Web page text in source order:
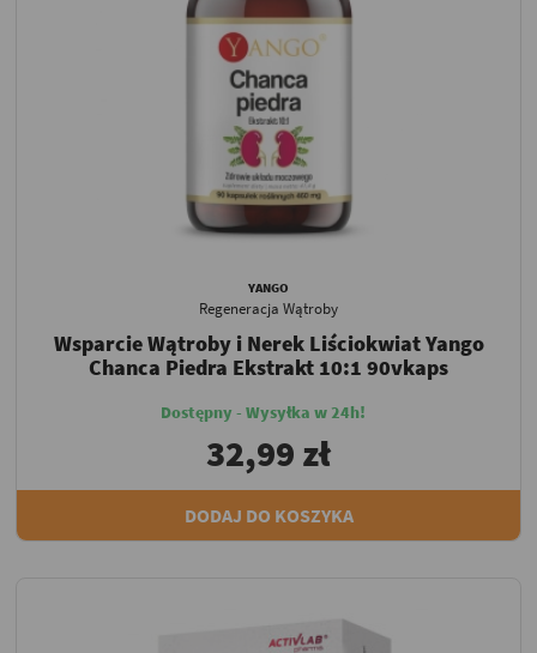
YANGO
Regeneracja Wątroby
Wsparcie Wątroby i Nerek Liściokwiat Yango
Chanca Piedra Ekstrakt 10:1 90vkaps
Dostępny - Wysyłka w 24h!
32,99 zł
DODAJ DO KOSZYKA